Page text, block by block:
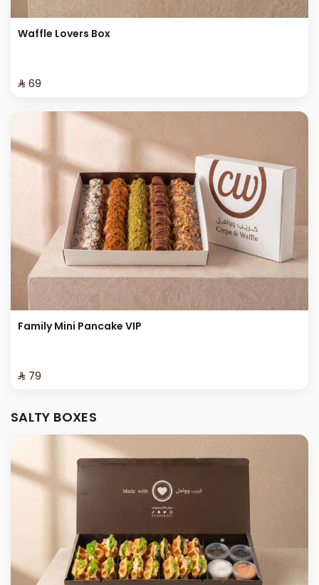
Waffle Lovers Box
⁨⁦‪‬ 69⁩
Family Mini Pancake VIP
⁨⁦‪‬ 79⁩
SALTY BOXES